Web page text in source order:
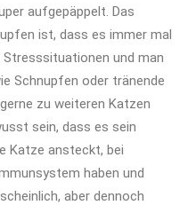
aufgepäppelt. Das
ist, dass es immer mal
und man
Schnupfen oder tränende
zu weiteren Katzen
sein, dass es sein
Katze ansteckt, bei
haben und
aber dennoch